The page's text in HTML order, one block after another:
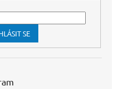
SE